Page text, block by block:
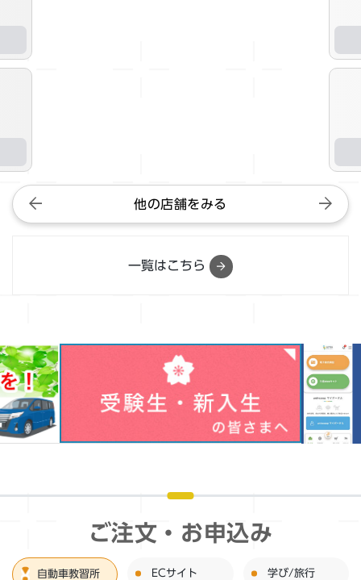
他の店舗をみる
一覧はこちら
ご注文・お申込み
自動車教習所 ECサイト 学び/旅行